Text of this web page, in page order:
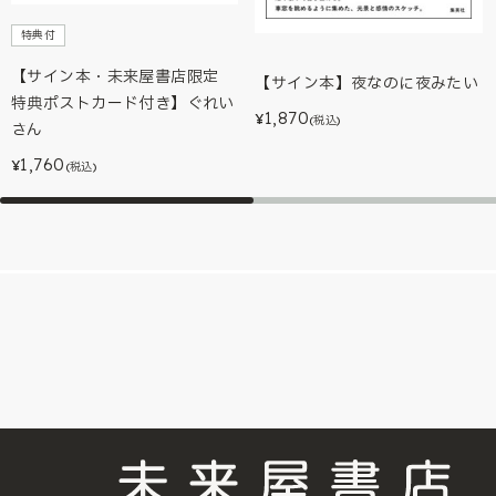
特典付
【サイン本・未来屋書店限定
特典ポストカード付き】ぐれい
さん
¥1,760 (税込)
【サイン本】夜なのに夜みたい
¥1,870(税込)